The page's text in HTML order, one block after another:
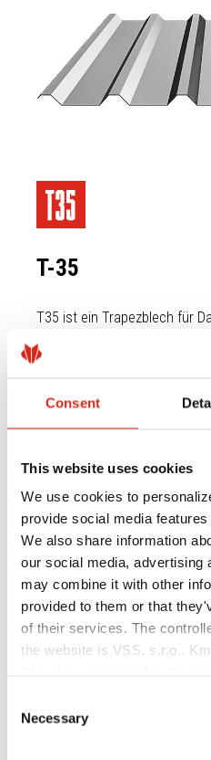
Consent
This website uses cookies
We use cookies to
provide social media
We also share information
our social media, advertising
may combine it with other
provided to them or that
of their services. The
the website is VSS, s.r.o.,
Sro, file no.: 51998/V, VAT
(REGON): (Košice),
Selection
Necessary
T-35
T35 ist ein Trapezblech für
erster Linie als
Wandkassetten kombiniert.
auch als Dacheindeckung
verwendet.
SIEHE